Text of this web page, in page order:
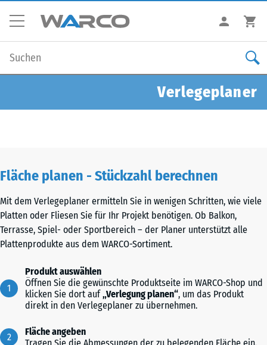
Verlegeplaner
Fläche planen - Stückzahl berechnen
Mit dem Verlegeplaner ermitteln Sie in wenigen Schritten, wie viele
Platten oder Fliesen Sie für Ihr Projekt benötigen. Ob Balkon,
Terrasse, Spiel- oder Sportbereich – der Planer unterstützt alle
Plattenprodukte aus dem WARCO-Sortiment.
Produkt auswählen
Öffnen Sie die gewünschte Produktseite im WARCO-Shop und
klicken Sie dort auf„Verlegung planen“, um das Produkt
direkt in den Verlegeplaner zu übernehmen.
Fläche angeben